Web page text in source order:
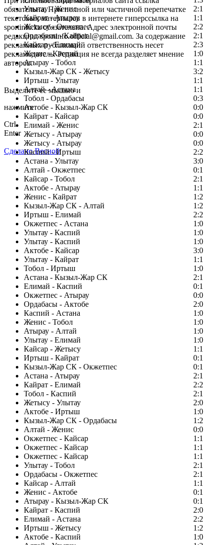
Улытау - Женис
2:1
Кайрат - Атырау
1:1
Жетысу - Окжетпес
2:2
Ордабасы - Кайрат
2:1
Кайсар - Елимай
2:3
Женис - Каспий
1:0
Атырау - Тобол
1:1
Кызыл-Жар СК - Жетысу
3:2
Иртыш - Улытау
1:1
Алтай - Астана
1:1
Тобол - Ордабасы
0:3
Актобе - Кызыл-Жар СК
0:0
Кайрат - Кайсар
0:0
Елимай - Женис
2:1
Жетысу - Атырау
0:0
Жетысу - Атырау
0:0
Каспий - Иртыш
2:2
Астана - Улытау
3:0
Алтай - Окжетпес
0:1
Кайсар - Тобол
2:1
Актобе - Атырау
1:1
Женис - Кайрат
1:2
Кызыл-Жар СК - Алтай
1:2
Иртыш - Елимай
2:2
Окжетпес - Астана
1:0
Улытау - Каспий
1:0
Улытау - Каспий
1:0
Актобе - Кайсар
3:0
Улытау - Кайрат
1:1
Тобол - Иртыш
1:0
Астана - Кызыл-Жар СК
2:1
Елимай - Каспий
0:1
Окжетпес - Атырау
0:0
Ордабасы - Актобе
2:0
Каспий - Астана
1:0
Женис - Тобол
1:0
Атырау - Алтай
1:0
Улытау - Елимай
1:0
Кайсар - Жетысу
1:1
Иртыш - Кайрат
0:1
Кызыл-Жар СК - Окжетпес
0:1
Астана - Атырау
2:1
Кайрат - Елимай
2:2
Тобол - Каспий
2:1
Жетысу - Улытау
2:0
Актобе - Иртыш
1:0
Кызыл-Жар СК - Ордабасы
1:2
Алтай - Женис
0:0
Окжетпес - Кайсар
1:1
Окжетпес - Кайсар
1:1
Окжетпес - Кайсар
1:1
Улытау - Тобол
2:1
Ордабасы - Окжетпес
2:1
Кайсар - Алтай
1:1
Женис - Актобе
0:1
Атырау - Кызыл-Жар СК
0:1
Кайрат - Каспий
2:0
Елимай - Астана
2:2
Иртыш - Жетысу
1:2
Актобе - Каспий
1:0
обязательна. При полной или частичной перепечатке
текстовых материалов в интернете гиперссылка на
sportinfo.kz обязательна. Адрес электронной почты
редакции: sportinfo.official@gmail.com. За содержание
рекламных публикаций ответственность несет
рекламодатель. Редакция не всегда разделяет мнение
авторов.
Заметили ошибку в тексте?
Выделите ее мышью и
нажмите
Ctrl
Enter
Сделано Весной